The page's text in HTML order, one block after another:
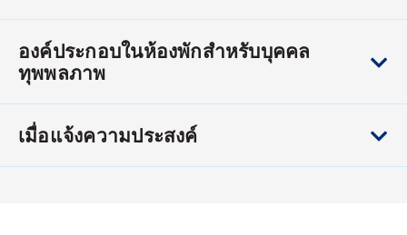
องค์ประกอบในห้องพักสำหรับบุคคล
ทุพพลภาพ
เมื่อแจ้งความประสงค์